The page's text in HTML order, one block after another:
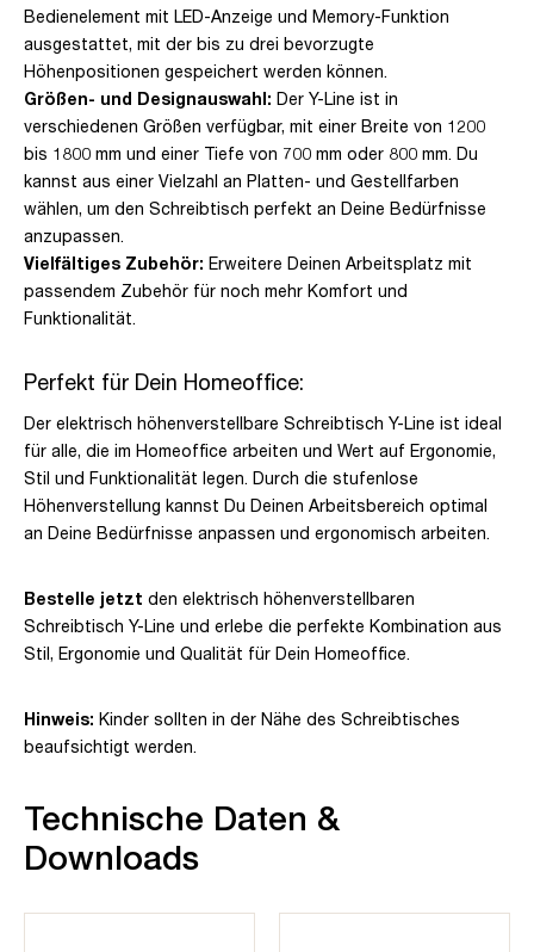
Bedienelement mit LED-Anzeige und Memory-Funktion
ausgestattet, mit der bis zu drei bevorzugte
Höhenpositionen gespeichert werden können.
Größen- und Designauswahl: Der Y-Line ist in
verschiedenen Größen verfügbar, mit einer Breite von 1200
bis 1800 mm und einer Tiefe von 700 mm oder 800 mm. Du
kannst aus einer Vielzahl an Platten- und Gestellfarben
wählen, um den Schreibtisch perfekt an Deine Bedürfnisse
anzupassen.
Vielfältiges Zubehör: Erweitere Deinen Arbeitsplatz mit
passendem Zubehör für noch mehr Komfort und
Funktionalität.
Perfekt für Dein Homeoffice:
Der elektrisch höhenverstellbare Schreibtisch Y-Line ist ideal
für alle, die im Homeoffice arbeiten und Wert auf Ergonomie,
Stil und Funktionalität legen. Durch die stufenlose
Höhenverstellung kannst Du Deinen Arbeitsbereich optimal
an Deine Bedürfnisse anpassen und ergonomisch arbeiten.
Bestelle jetzt den elektrisch höhenverstellbaren
Schreibtisch Y-Line und erlebe die perfekte Kombination aus
Stil, Ergonomie und Qualität für Dein Homeoffice.
Hinweis: Kinder sollten in der Nähe des Schreibtisches
beaufsichtigt werden.
Technische Daten &
Downloads